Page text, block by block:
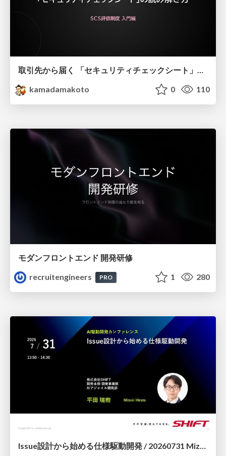
取引先から届く 「セキュリティチェックシート」の読み解き方
kamadamakoto
0 110
モダンフロントエンド 開発研修
recruitengineers
PRO 1 280